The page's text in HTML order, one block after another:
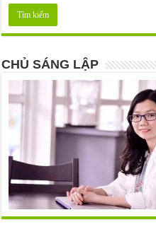
CHỦ SÁNG LẬP